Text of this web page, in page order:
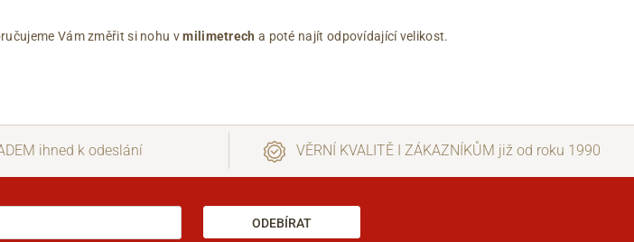
Vám změřit si nohu vmilimetrech a poté najít odpovídající velikost.
ihned k odeslání VĚRNÍ KVALITĚ I ZÁKAZNÍKŮM již od roku 1990
ODEBÍRAT